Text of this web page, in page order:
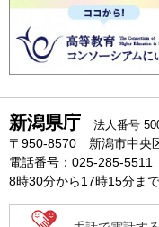
新潟県庁 法人番号
〒950-8570 新潟市中央
電話番号：025-285-5511
8時30分から17時15分ま